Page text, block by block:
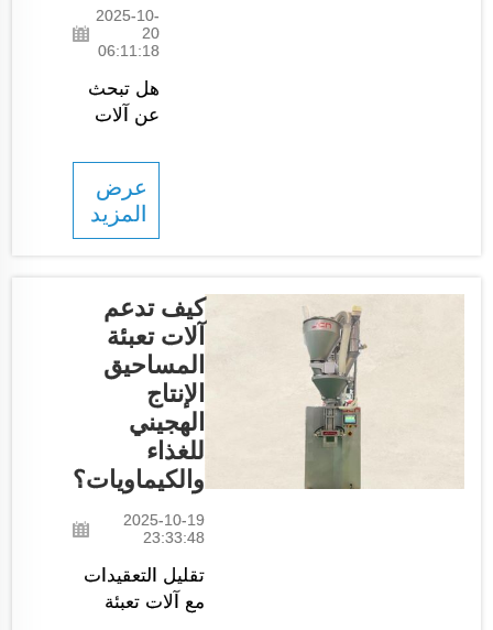
المساحيق
في الوقت
المناسب
وبكفاءة. كما
أنه يساهم
الكفاءة،
وينقل في
النهاية مزايا
الجملة إلى
2025-10-
20
06:11:18
هل تبحث
عن آلات
الجودة
لتلبية
احتياجاتك
تبحث بعيدًا
عن شركة
يمكن
لمعدات
التعبئة
والإغلاق
لدينا تلبية
مجموعة
متنوعة من
متطلبات
توزيع
المساحيق
عرض
المزيد
كيف تدعم
آلات تعبئة
المساحيق
الإنتاج
الهجيني
للغذاء
والكيماويات؟
2025-10-19
23:33:48
تقليل التعقيدات
مع آلات تعبئة